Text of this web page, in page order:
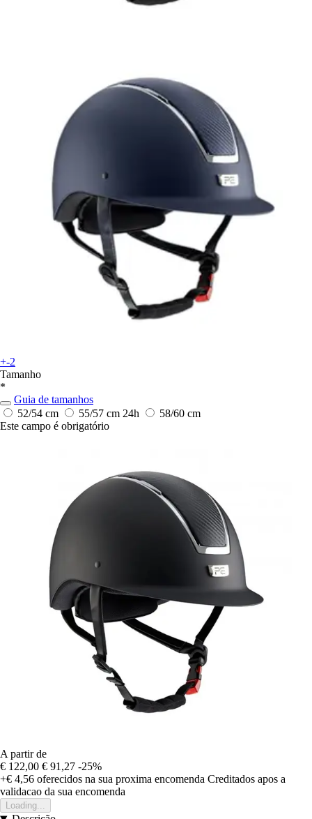
+-2
Tamanho
*
Guia de tamanhos
52/54 cm
55/57 cm 24h
58/60 cm
Este campo é obrigatório
A partir de
€ 122,00 € 91,27 -25%
+€ 4,56 oferecidos na sua proxima encomenda Creditados apos a
validacao da sua encomenda
Loading...